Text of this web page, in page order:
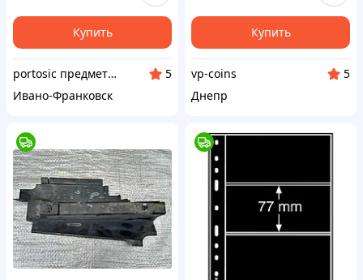
Купить
portosic предметы коллекционирования
5
Ивано-Франковск
Купить
vp-coins
5
Днепр